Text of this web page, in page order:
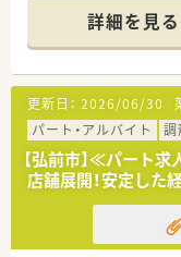
療機関に通わ
・治療中の体調
い、お薬の的確
事業、配達など
詳細を見る
更新日： 2026/06/30
パート・アルバイト
調
【弘前市】≪パート
店舗展開！安定した